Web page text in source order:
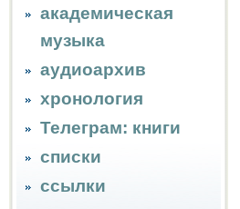
академическая
музыка
аудиоархив
хронология
Телеграм: книги
списки
ссылки